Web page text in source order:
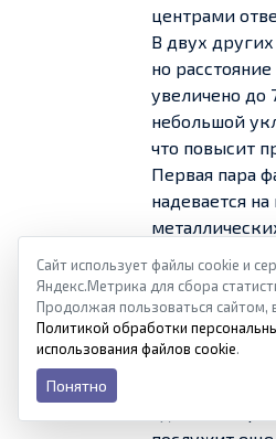
центрами
В двух
но
увеличено до
небольшой
что повысит
Первая пара
надевается
(синяя
жёсткости
между собой
поперечиной,
их полосы
Сайт использует файлы cookie и
Яндекс.Метрика для сбора
Продолжая пользоваться сайтом,
Политикой обработки
использования файлов cookie.
Понятно